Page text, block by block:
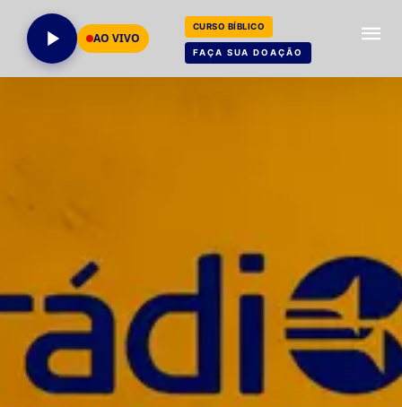
AO VIVO
CURSO BÍBLICO
FAÇA SUA DOAÇÃO